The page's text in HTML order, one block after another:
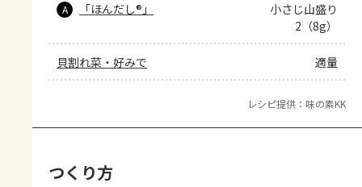
A 「ほんだし®」
小さじ山盛り
2（8g）
貝割れ菜・好みで 適量
レシピ提供：味の素KK
つくり方